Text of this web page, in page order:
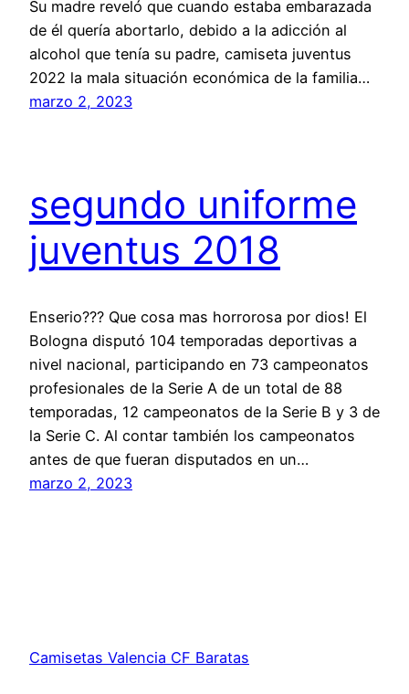
Su madre reveló que cuando estaba embarazada
de él quería abortarlo, debido a la adicción al
alcohol que tenía su padre, camiseta juventus
2022 la mala situación económica de la familia…
marzo 2, 2023
segundo uniforme
juventus 2018
Enserio??? Que cosa mas horrorosa por dios! El
Bologna disputó 104 temporadas deportivas a
nivel nacional, participando en 73 campeonatos
profesionales de la Serie A de un total de 88
temporadas, 12 campeonatos de la Serie B y 3 de
la Serie C. Al contar también los campeonatos
antes de que fueran disputados en un…
marzo 2, 2023
Camisetas Valencia CF Baratas